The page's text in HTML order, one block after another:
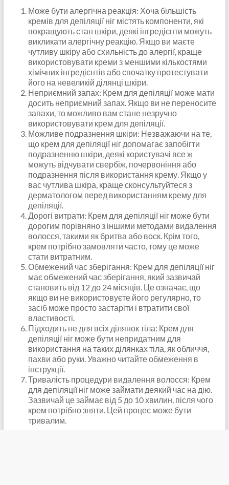
Може бути алергічна реакція: Хоча більшість
кремів для депіляції ніг містять компоненти, які
покращують стан шкіри, деякі інгредієнти можуть
викликати алергічну реакцію. Якщо ви маєте
чутливу шкіру або схильність до алергії, краще
використовувати креми з меншими кількостями
хімічних інгредієнтів або спочатку протестувати
його на невеликій ділянці шкіри.
Неприємний запах: Крем для депіляції може мати
досить неприємний запах. Якщо ви не переносите
запахи, то можливо вам стане незручно
використовувати крем для депіляції.
Можливе подразнення шкіри: Незважаючи на те,
що крем для депіляції ніг допомагає запобігти
подразненню шкіри, деякі користувачі все ж
можуть відчувати свербіж, почервоніння або
подразнення після використання крему. Якщо у
вас чутлива шкіра, краще сконсультуйтеся з
дерматологом перед використанням крему для
депіляції.
Дорогі витрати: Крем для депіляції ніг може бути
дорогим порівняно з іншими методами видалення
волосся, такими як бритва або воск. Крім того,
крем потрібно замовляти часто, тому це може
стати витратним.
Обмежений час зберігання: Крем для депіляції ніг
має обмежений час зберігання, який зазвичай
становить від 12 до 24 місяців. Це означає, що
якщо ви не використовуєте його регулярно, то
засіб може просто застаріти і втратити свої
властивості.
Підходить не для всіх ділянок тіла: Крем для
депіляції ніг може бути непридатним для
використання на таких ділянках тіла, як обличчя,
пахви або руки. Уважно читайте обмеження в
інструкції.
Тривалість процедури видалення волосся: Крем
для депіляції ніг може займати деякий час на дію.
Зазвичай це займає від 5 до 10 хвилин, після чого
крем потрібно зняти. Цей процес може бути
тривалим.